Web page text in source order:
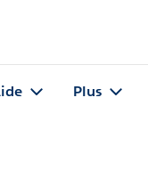
Plus